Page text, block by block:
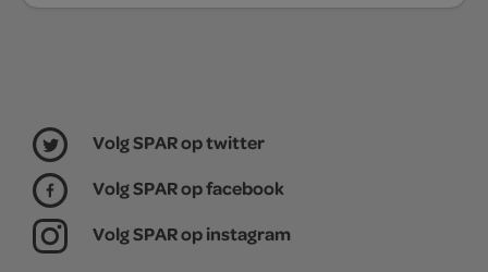
Volg SPAR op twitter
Volg SPAR op facebook
Volg SPAR op instagram